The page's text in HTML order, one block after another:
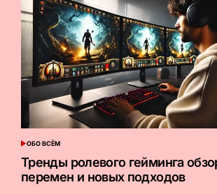
ОПУБЛИКОВАНО
В
ОБО ВСЁМ
Тренды ролевого гейминга
перемен и новых подходов